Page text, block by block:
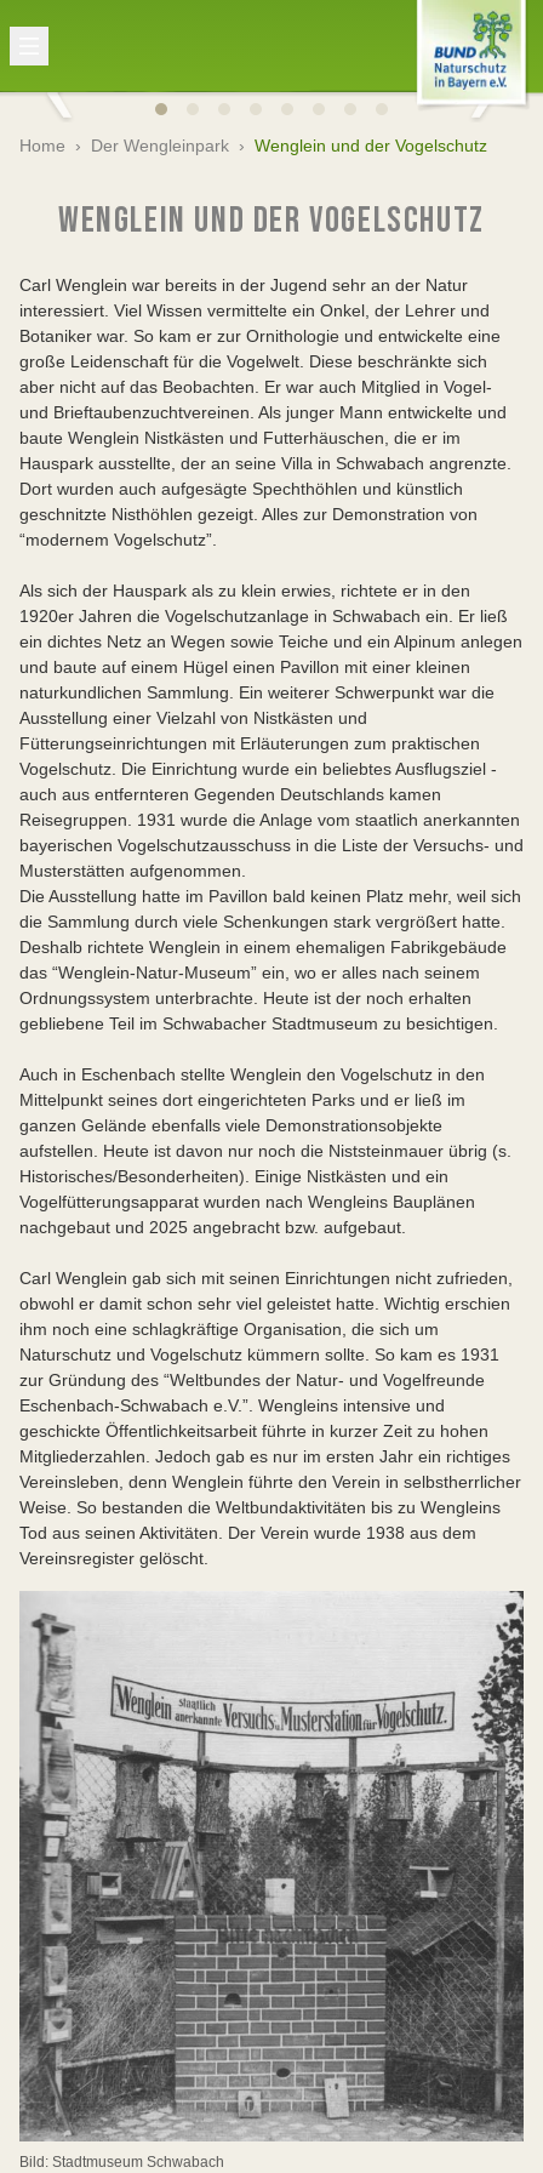
Home › Der Wengleinpark › Wenglein und der Vogelschutz
WENGLEIN UND DER VOGELSCHUTZ
Carl Wenglein war bereits in der Jugend sehr an der Natur
interessiert. Viel Wissen vermittelte ein Onkel, der Lehrer und
Botaniker war. So kam er zur Ornithologie und entwickelte eine
große Leidenschaft für die Vogelwelt. Diese beschränkte sich
aber nicht auf das Beobachten. Er war auch Mitglied in Vogel-
und Brieftaubenzuchtvereinen. Als junger Mann entwickelte und
baute Wenglein Nistkästen und Futterhäuschen, die er im
Hauspark ausstellte, der an seine Villa in Schwabach angrenzte.
Dort wurden auch aufgesägte Spechthöhlen und künstlich
geschnitzte Nisthöhlen gezeigt. Alles zur Demonstration von
“modernem Vogelschutz”.
Als sich der Hauspark als zu klein erwies, richtete er in den
1920er Jahren die Vogelschutzanlage in Schwabach ein. Er ließ
ein dichtes Netz an Wegen sowie Teiche und ein Alpinum anlegen
und baute auf einem Hügel einen Pavillon mit einer kleinen
naturkundlichen Sammlung. Ein weiterer Schwerpunkt war die
Ausstellung einer Vielzahl von Nistkästen und
Fütterungseinrichtungen mit Erläuterungen zum praktischen
Vogelschutz. Die Einrichtung wurde ein beliebtes Ausflugsziel -
auch aus entfernteren Gegenden Deutschlands kamen
Reisegruppen. 1931 wurde die Anlage vom staatlich anerkannten
bayerischen Vogelschutzausschuss in die Liste der Versuchs- und
Musterstätten aufgenommen.
Die Ausstellung hatte im Pavillon bald keinen Platz mehr, weil sich
die Sammlung durch viele Schenkungen stark vergrößert hatte.
Deshalb richtete Wenglein in einem ehemaligen Fabrikgebäude
das “Wenglein-Natur-Museum” ein, wo er alles nach seinem
Ordnungssystem unterbrachte. Heute ist der noch erhalten
gebliebene Teil im Schwabacher Stadtmuseum zu besichtigen.
Auch in Eschenbach stellte Wenglein den Vogelschutz in den
Mittelpunkt seines dort eingerichteten Parks und er ließ im
ganzen Gelände ebenfalls viele Demonstrationsobjekte
aufstellen. Heute ist davon nur noch die Niststeinmauer übrig (s.
Historisches/Besonderheiten). Einige Nistkästen und ein
Vogelfütterungsapparat wurden nach Wengleins Bauplänen
nachgebaut und 2025 angebracht bzw. aufgebaut.
Carl Wenglein gab sich mit seinen Einrichtungen nicht zufrieden,
obwohl er damit schon sehr viel geleistet hatte. Wichtig erschien
ihm noch eine schlagkräftige Organisation, die sich um
Naturschutz und Vogelschutz kümmern sollte. So kam es 1931
zur Gründung des “Weltbundes der Natur- und Vogelfreunde
Eschenbach-Schwabach e.V.”. Wengleins intensive und
geschickte Öffentlichkeitsarbeit führte in kurzer Zeit zu hohen
Mitgliederzahlen. Jedoch gab es nur im ersten Jahr ein richtiges
Vereinsleben, denn Wenglein führte den Verein in selbstherrlicher
Weise. So bestanden die Weltbundaktivitäten bis zu Wengleins
Tod aus seinen Aktivitäten. Der Verein wurde 1938 aus dem
Vereinsregister gelöscht.
Bild: Stadtmuseum Schwabach